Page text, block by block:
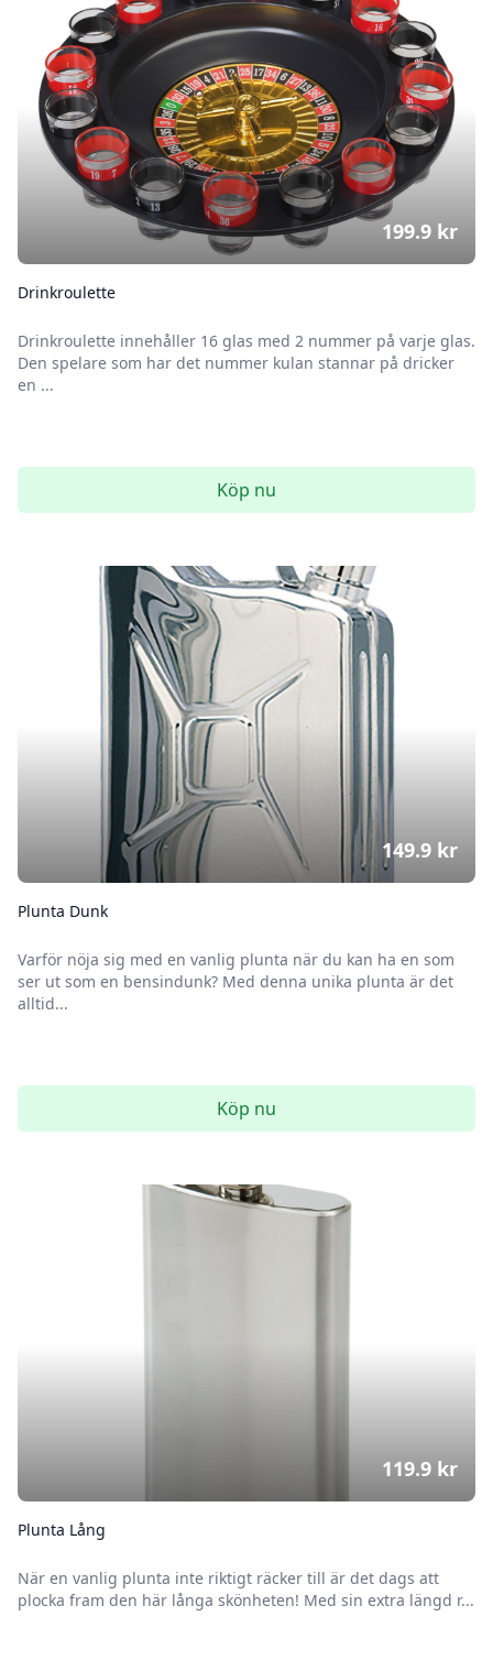
Drinkroulette
Drinkroulette innehåller 16 glas med 2 nummer på varje glas.
Den spelare som har det nummer kulan stannar på dricker
en ...
199.9 kr
Köp nu
Plunta Dunk
Varför nöja sig med en vanlig plunta när du kan ha en som
ser ut som en bensindunk? Med denna unika plunta är det
alltid...
149.9 kr
Köp nu
Plunta Lång
När en vanlig plunta inte riktigt räcker till är det dags att
plocka fram den här långa skönheten! Med sin extra längd r...
119.9 kr